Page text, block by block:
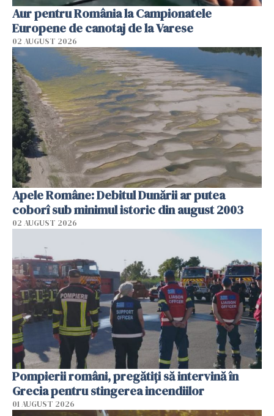
Aur pentru România la Campionatele
Europene de canotaj de la Varese
02 AUGUST 2026
Apele Române: Debitul Dunării ar putea
coborî sub minimul istoric din august 2003
02 AUGUST 2026
Pompierii români, pregătiţi să intervină în
Grecia pentru stingerea incendiilor
01 AUGUST 2026